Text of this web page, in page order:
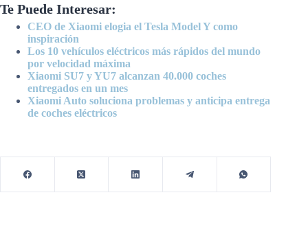
Te Puede Interesar:
CEO de Xiaomi elogia el Tesla Model Y como
inspiración
Los 10 vehículos eléctricos más rápidos del mundo
por velocidad máxima
Xiaomi SU7 y YU7 alcanzan 40.000 coches
entregados en un mes
Xiaomi Auto soluciona problemas y anticipa entrega
de coches eléctricos